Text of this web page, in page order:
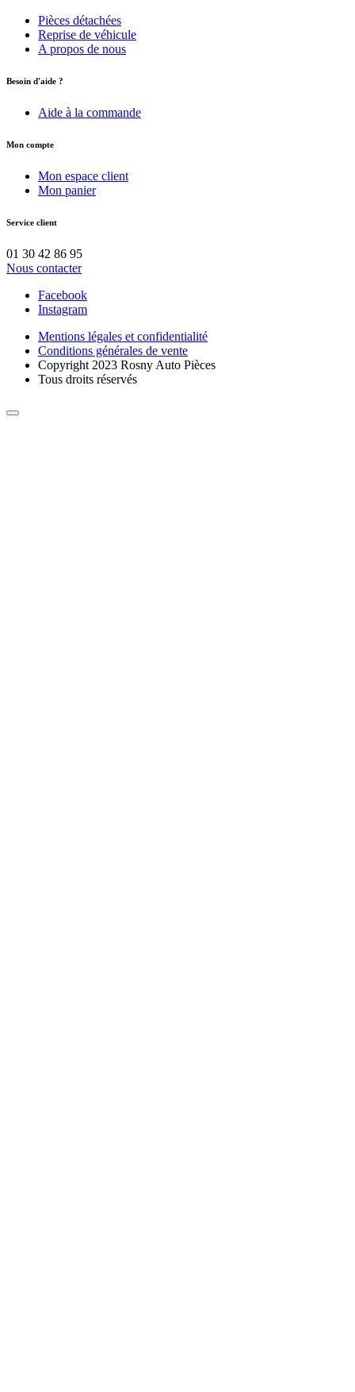
Pièces détachées
Reprise de véhicule
A propos de nous
Besoin d'aide ?
Aide à la commande
Mon compte
Mon espace client
Mon panier
Service client
01 30 42 86 95
Nous contacter
Facebook
Instagram
Mentions légales et confidentialité
Conditions générales de vente
Copyright 2023 Rosny Auto Pièces
Tous droits réservés